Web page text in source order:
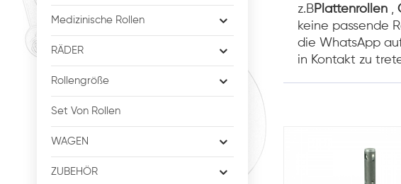
Medizinische Rollen
RÄDER
Rollengröße
Set Von Rollen
WAGEN
ZUBEHÖR
z.BPlattenrollen,
keine passende
die WhatsApp
in Kontakt zu